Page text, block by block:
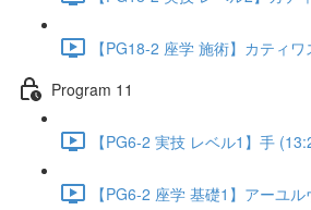
【PG18-2 座学 施術】カティ
Program 11
【PG6-2 実技 レベル1】手
【PG6-2 座学 基礎1】アーユ